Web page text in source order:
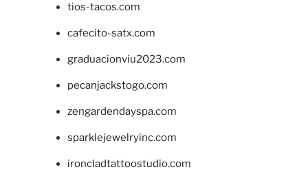
tios-tacos.com
cafecito-satx.com
graduacionviu2023.com
pecanjackstogo.com
zengardendayspa.com
sparklejewelryinc.com
ironcladtattoostudio.com